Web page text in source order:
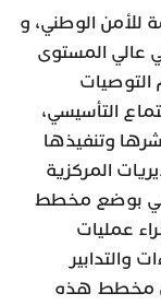
للأمن الوطني، و
عالي المستوى
تعميم التوصيات
التأسيسي،
وتنفيذها
المركزية
بوضع مخطط
عمليات
والتدابير
مخطط هذه